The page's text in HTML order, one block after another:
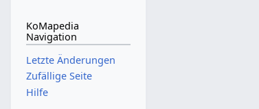
KoMapedia
Navigation
Letzte Änderungen
Zufällige Seite
Hilfe